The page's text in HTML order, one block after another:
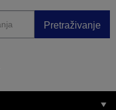
Pretraživanje